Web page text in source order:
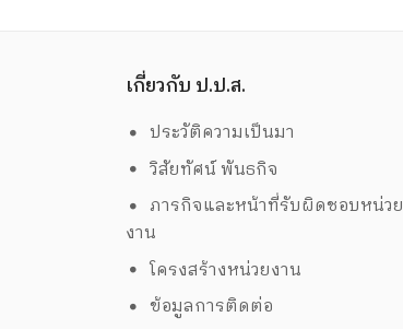
เกี่ยวกับ ป.ป.ส.
ประวัติความเป็นมา
วิสัยทัศน์ พันธกิจ
ภารกิจและหน้าที่รับผิดชอบหน่วย
งาน
โครงสร้างหน่วยงาน
ข้อมูลการติดต่อ